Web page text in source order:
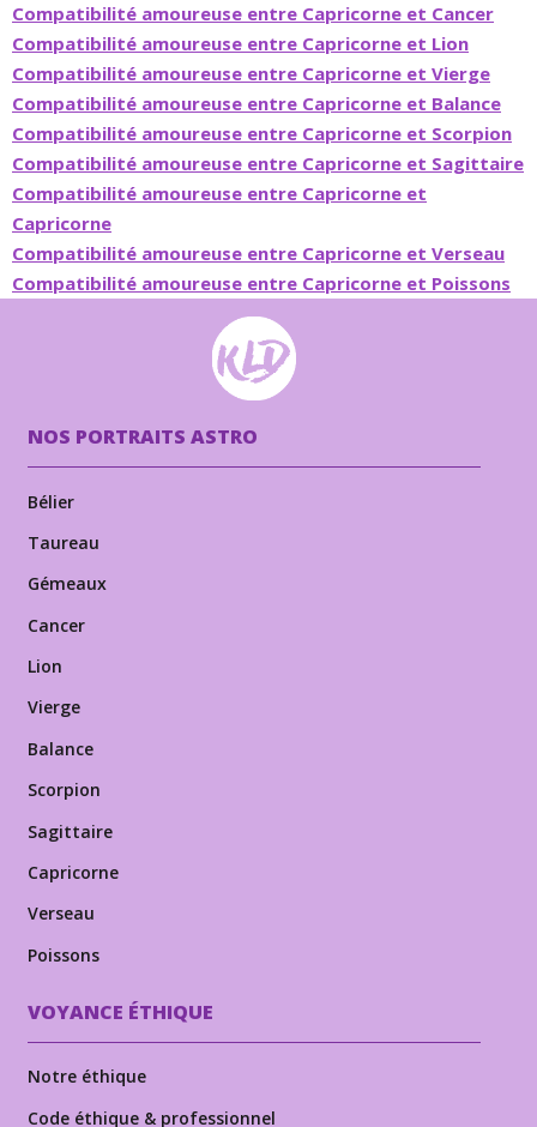
Compatibilité amoureuse entre Capricorne et Cancer
Compatibilité amoureuse entre Capricorne et Lion
Compatibilité amoureuse entre Capricorne et Vierge
Compatibilité amoureuse entre Capricorne et Balance
Compatibilité amoureuse entre Capricorne et Scorpion
Compatibilité amoureuse entre Capricorne et Sagittaire
Compatibilité amoureuse entre Capricorne et
Capricorne
Compatibilité amoureuse entre Capricorne et Verseau
Compatibilité amoureuse entre Capricorne et Poissons
NOS PORTRAITS ASTRO
Bélier
Taureau
Gémeaux
Cancer
Lion
Vierge
Balance
Scorpion
Sagittaire
Capricorne
Verseau
Poissons
VOYANCE ÉTHIQUE
Notre éthique
Code éthique & professionnel